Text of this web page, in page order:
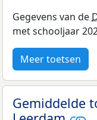
Gegevens van de
met schooljaar
Meer toetsen
Gemiddelde